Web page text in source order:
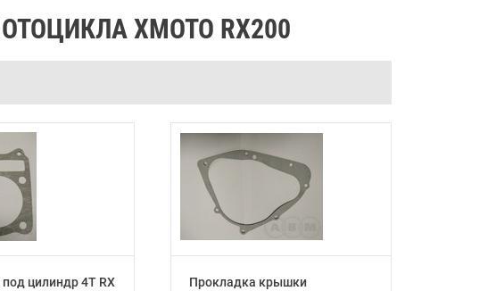
XMOTO RX200
цилиндр 4Т RX
Прокладка крышки